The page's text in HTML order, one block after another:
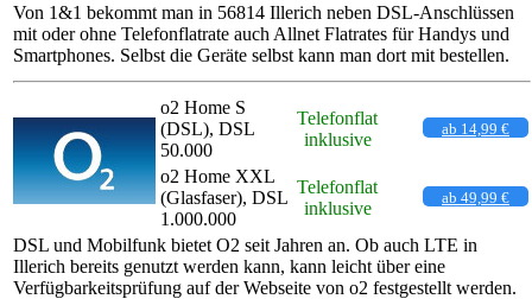
Von 1&1 bekommt man in 56814 Illerich neben DSL-Anschlüssen
mit oder ohne Telefonflatrate auch Allnet Flatrates für Handys und
Smartphones. Selbst die Geräte selbst kann man dort mit bestellen.
o2 Home S
(DSL), DSL
50.000
Telefonflat
inklusive
ab 14,99 €
o2 Home XXL
(Glasfaser), DSL
1.000.000
Telefonflat
inklusive
ab 49,99 €
DSL und Mobilfunk bietet O2 seit Jahren an. Ob auch LTE in
Illerich bereits genutzt werden kann, kann leicht über eine
Verfügbarkeitsprüfung auf der Webseite von o2 festgestellt werden.